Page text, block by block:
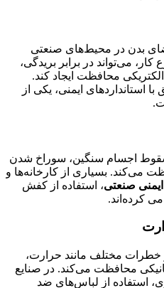
بدن در محیط‌های صنعتی
کار، می‌تواند در برابر بریدگی،
محافظت ایجاد کند.
استانداردهای ایمنی، یکی از
سقوط اجسام سنگین، سوراخ شدن
بسیاری از کارخانه‌ها و
ایمنی صنعتی، استفاده از کفش
کرده‌اند.
خطرات مختلف مانند حرارت،
محافظت می‌کند. در صنایع
استفاده از لباس‌های ضد